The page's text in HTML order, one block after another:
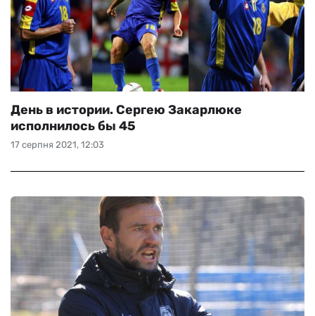
17 серпня 2021, 12:03
День в истории. Сергею Закарлюке
исполнилось бы 45